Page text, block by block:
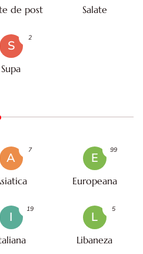
de post Salate
S
Supa
2
A
7
E
Europeana
99
I
19
L
Libaneza
5